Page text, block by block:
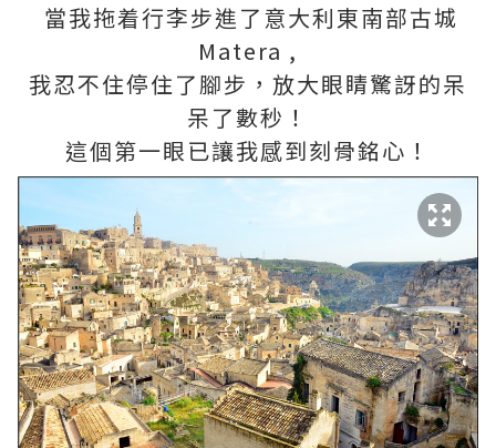
當我拖着行李步進了意大利東南部古城
Matera ,
我忍不住停住了腳步，放大眼睛驚訝的呆
呆了數秒！
這個第一眼已讓我感到刻骨銘心！